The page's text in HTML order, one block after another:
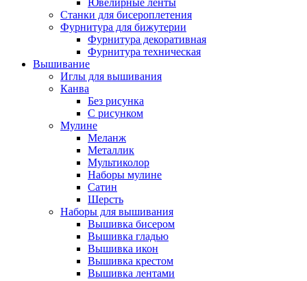
Ювелирные ленты
Станки для бисероплетения
Фурнитура для бижутерии
Фурнитура декоративная
Фурнитура техническая
Вышивание
Иглы для вышивания
Канва
Без рисунка
С рисунком
Мулине
Меланж
Металлик
Мультиколор
Наборы мулине
Сатин
Шерсть
Наборы для вышивания
Вышивка бисером
Вышивка гладью
Вышивка икон
Вышивка крестом
Вышивка лентами